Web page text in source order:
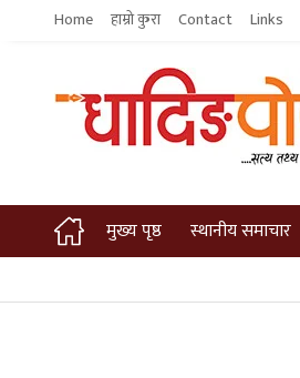
Home हाम्रो कुरा Contact Links
मुख्य पृष्ठ स्थानीय समाचार